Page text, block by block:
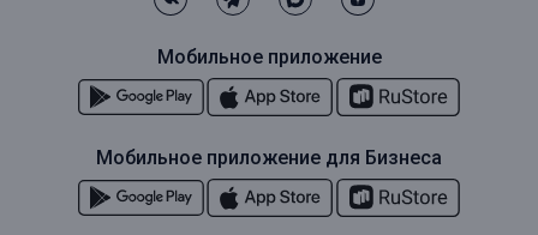
Мобильное приложение
Мобильное приложение для Бизнеса